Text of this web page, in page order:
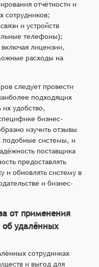
отчётности и
сотрудников;
и устройств
телефоны);
лицензии,
расходы на
следует провести
подходящих
удобство,
бизнес-
изучить отзывы
подобные системы, и
поставщика
предоставлять
и обновлять систему в
и бизнес-
от применения
удалённых
сотрудниках
и выгод для